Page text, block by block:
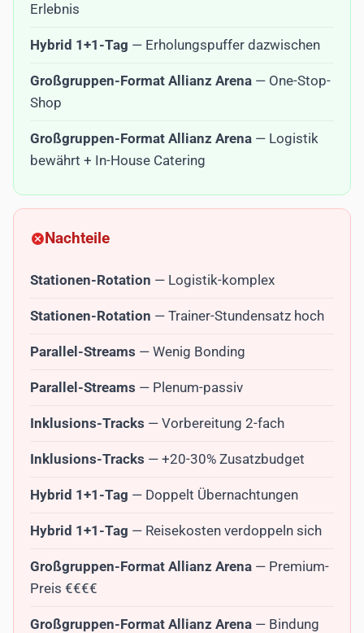
Erlebnis
Hybrid 1+1-Tag — Erholungspuffer dazwischen
Großgruppen-Format Allianz Arena — One-Stop-
Shop
Großgruppen-Format Allianz Arena — Logistik
bewährt + In-House Catering
Nachteile
Stationen-Rotation — Logistik-komplex
Stationen-Rotation — Trainer-Stundensatz hoch
Parallel-Streams — Wenig Bonding
Parallel-Streams — Plenum-passiv
Inklusions-Tracks — Vorbereitung 2-fach
Inklusions-Tracks — +20-30% Zusatzbudget
Hybrid 1+1-Tag — Doppelt Übernachtungen
Hybrid 1+1-Tag — Reisekosten verdoppeln sich
Großgruppen-Format Allianz Arena — Premium-
Preis €€€€
Großgruppen-Format Allianz Arena — Bindung